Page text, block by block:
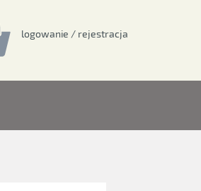
logowanie / rejestracja